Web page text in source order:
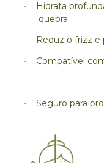
·
Hidrata
quebra.
· Reduz o frizz
· Compatível
· Seguro para